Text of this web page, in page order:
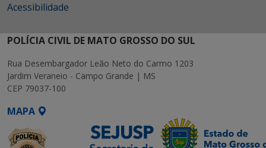
Acessibilidade
POLÍCIA CIVIL DE MATO GROSSO DO SUL
Rua Desembargador Leão Neto do Carmo 1203
Jardim Veraneio - Campo Grande | MS
CEP 79037-100
MAPA